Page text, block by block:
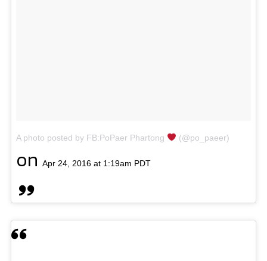
A photo posted by FB:PoPaer Phartong (@po_paeer)
on Apr 24, 2016 at 1:19am PDT